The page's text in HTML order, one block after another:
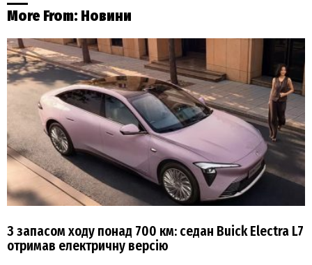
More From: Новини
З запасом ходу понад 700 км: седан Buick Electra L7
отримав електричну версію